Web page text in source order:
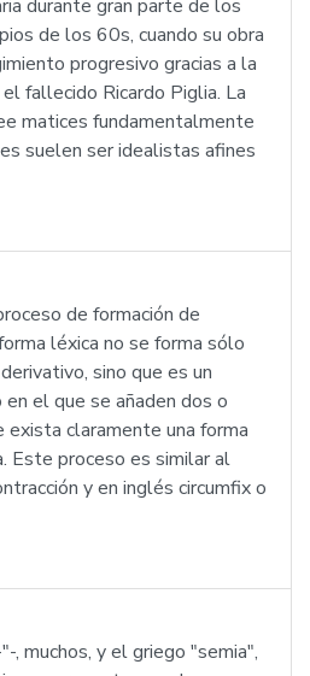
durante gran parte de los
de los 60s, cuando su obra
progresivo gracias a la
fallecido Ricardo Piglia. La
matices fundamentalmente
suelen ser idealistas afines
de formación de
léxica no se forma sólo
sino que es un
el que se añaden dos o
exista claramente una forma
Este proceso es similar al
y en inglés circumfix o
, muchos, y el griego "semia",